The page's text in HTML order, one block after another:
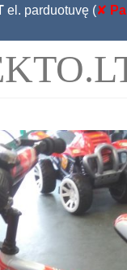
el. parduotuvę (✘